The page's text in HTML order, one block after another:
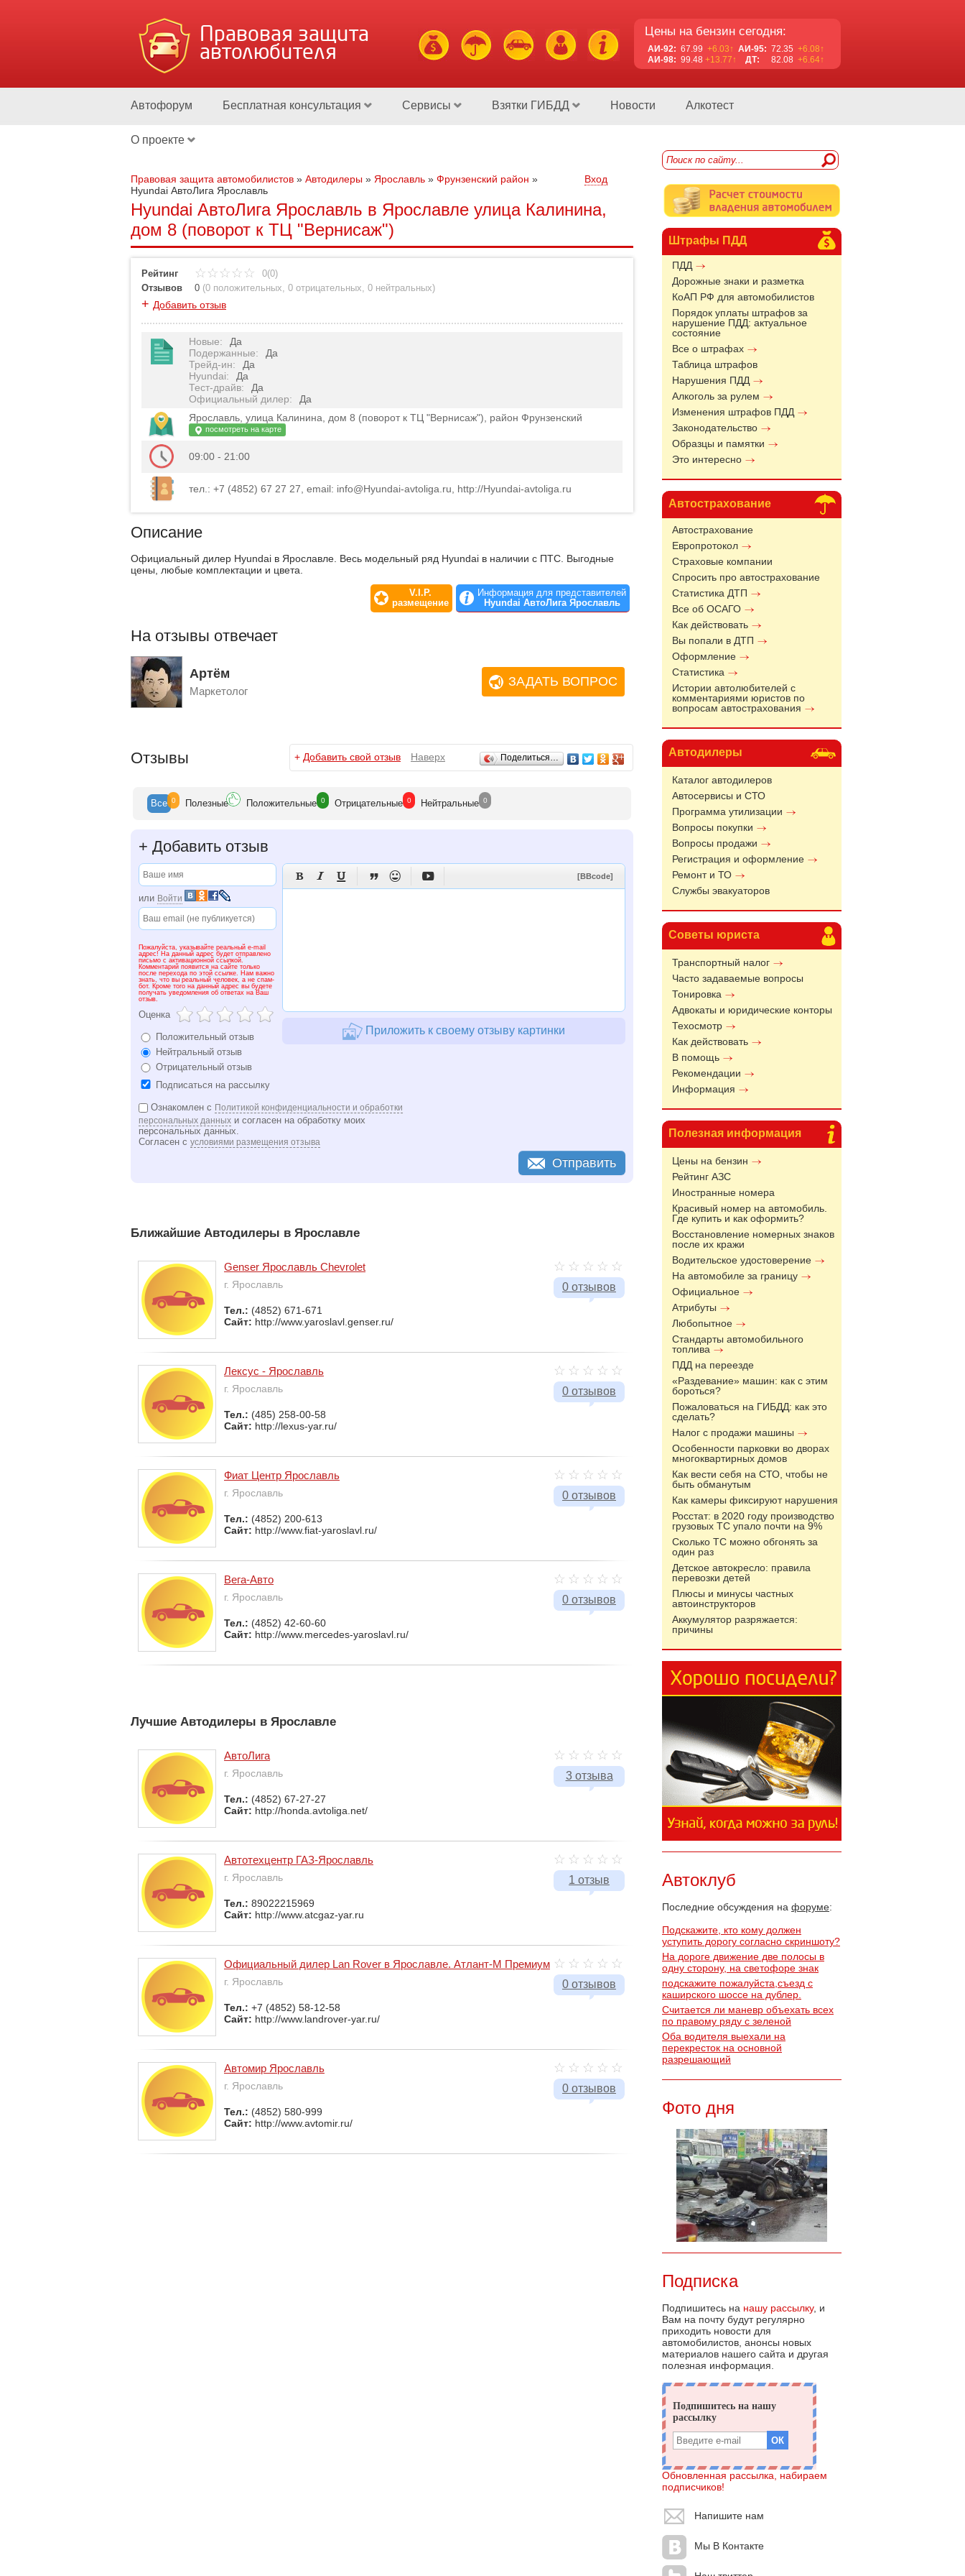
Правовая защита
автолюбителя
Цены на бензин сегодня:
АИ-92: 67.99 +6.03↑ АИ-95: 72.35 +6.08↑
АИ-98: 99.48 +13.77↑ ДТ: 82.08 +6.64↑
Автофорум Бесплатная консультация Сервисы Взятки ГИБДД Новости Алкотест
О проекте
Штрафы ПДД
ПДД
Дорожные знаки и разметка
КоАП РФ для автомобилистов
Порядок уплаты штрафов за
нарушение ПДД: актуальное
состояние
Все о штрафах
Таблица штрафов
Нарушения ПДД
Алкоголь за рулем
Изменения штрафов ПДД
Законодательство
Образцы и памятки
Это интересно
Автострахование
Автострахование
Европротокол
Страховые компании
Спросить про автострахование
Статистика ДТП
Все об ОСАГО
Как действовать
Вы попали в ДТП
Оформление
Статистика
Истории автолюбителей с
комментариями юристов по
вопросам автострахования
Автодилеры
Каталог автодилеров
Автосервисы и СТО
Программа утилизации
Вопросы покупки
Вопросы продажи
Регистрация и оформление
Ремонт и ТО
Службы эвакуаторов
Советы юриста
Транспортный налог
Часто задаваемые вопросы
Тонировка
Адвокаты и юридические конторы
Техосмотр
Как действовать
В помощь
Рекомендации
Информация
Полезная информация
Цены на бензин
Рейтинг АЗС
Иностранные номера
Красивый номер на автомобиль.
Где купить и как оформить?
Восстановление номерных знаков
после их кражи
Водительское удостоверение
На автомобиле за границу
Официальное
Атрибуты
Любопытное
Стандарты автомобильного
топлива
ПДД на переезде
«Раздевание» машин: как с этим
бороться?
Пожаловаться на ГИБДД: как это
сделать?
Налог с продажи машины
Особенности парковки во дворах
многоквартирных домов
Как вести себя на СТО, чтобы не
быть обманутым
Как камеры фиксируют нарушения
Росстат: в 2020 году производство
грузовых ТС упало почти на 9%
Сколько ТС можно обгонять за
один раз
Детское автокресло: правила
перевозки детей
Плюсы и минусы частных
автоинструкторов
Аккумулятор разряжается:
причины
Автоклуб
Последние обсуждения на форуме:
Подскажите, кто кому должен
уступить дорогу согласно скриншоту?
На дороге движение две полосы в
одну сторону, на светофоре знак
подскажите пожалуйста,съезд с
каширского шоссе на дублер.
Считается ли маневр объехать всех
по правому ряду с зеленой
Оба водителя выехали на
перекресток на основной
разрешающий
Фото дня
Подписка
Подпишитесь на нашу рассылку, и
Вам на почту будут регулярно
приходить новости для
автомобилистов, анонсы новых
материалов нашего сайта и другая
полезная информация.
Обновленная рассылка, набираем
подписчиков!
Напишите нам
Мы В Контакте
Правовая защита автомобилистов » Автодилеры » Ярославль » Фрунзенский район »
Hyundai АвтоЛига Ярославль
Вход
Hyundai АвтоЛига Ярославль в Ярославле улица Калинина,
дом 8 (поворот к ТЦ "Вернисаж")
Рейтинг
0(0)
Отзывов
0 (0 положительных, 0 отрицательных, 0 нейтральных)
+ Добавить отзыв
Новые:
Да
Подержанные:
Да
Трейд-ин:
Да
Hyundai:
Да
Тест-драйв:
Да
Официальный дилер:
Да
Ярославль, улица Калинина, дом 8 (поворот к ТЦ "Вернисаж"), район Фрунзенский
посмотреть на карте
09:00 - 21:00
тел.: +7 (4852) 67 27 27, email: info@Hyundai-avtoliga.ru, http://Hyundai-avtoliga.ru
Описание
Официальный дилер Hyundai в Ярославле. Весь модельный ряд Hyundai в наличии с ПТС. Выгодные
цены, любые комплектации и цвета.
V.I.P.
размещение
Информация для представителей
Hyundai АвтоЛига Ярославль
На отзывы отвечает
Артём
Маркетолог
ЗАДАТЬ ВОПРОС
Отзывы + Добавить свой отзыв Наверх Поделиться…
Все 0 Полезные Положительные 0 Отрицательные 0 Нейтральные 0
+ Добавить отзыв
или Войти
Пожалуйста, указывайте реальный e-mail
адрес! На данный адрес будет отправлено
письмо с активационной ссылкой.
Комментарий появится на сайте только
после перехода по этой ссылке. Нам важно
знать, что вы реальный человек, а не спам-
бот. Кроме того на данный адрес вы будете
получать уведомления об ответах на Ваш
отзыв.
Оценка
Положительный отзыв
Нейтральный отзыв
Отрицательный отзыв
Подписаться на рассылку
      [BBcode]
Приложить к своему отзыву картинки
Ознакомлен с Политикой конфиденциальности и обработки
персональных данных и согласен на обработку моих
персональных данных.
Согласен с условиями размещения отзыва
Отправить
Ближайшие Автодилеры в Ярославле
0 отзывов
Genser Ярославль Chevrolet
г. Ярославль
Тел.: (4852) 671-671
Сайт: http://www.yaroslavl.genser.ru/
0 отзывов
Лексус - Ярославль
г. Ярославль
Тел.: (485) 258-00-58
Сайт: http://lexus-yar.ru/
0 отзывов
Фиат Центр Ярославль
г. Ярославль
Тел.: (4852) 200-613
Сайт: http://www.fiat-yaroslavl.ru/
0 отзывов
Вега-Авто
г. Ярославль
Тел.: (4852) 42-60-60
Сайт: http://www.mercedes-yaroslavl.ru/
Лучшие Автодилеры в Ярославле
3 отзыва
АвтоЛига
г. Ярославль
Тел.: (4852) 67-27-27
Сайт: http://honda.avtoliga.net/
1 отзыв
Автотехцентр ГАЗ-Ярославль
г. Ярославль
Тел.: 89022215969
Сайт: http://www.atcgaz-yar.ru
0 отзывов
Официальный дилер Lan Rover в Ярославле. Атлант-М Премиум
г. Ярославль
Тел.: +7 (4852) 58-12-58
Сайт: http://www.landrover-yar.ru/
0 отзывов
Автомир Ярославль
г. Ярославль
Тел.: (4852) 580-999
Сайт: http://www.avtomir.ru/